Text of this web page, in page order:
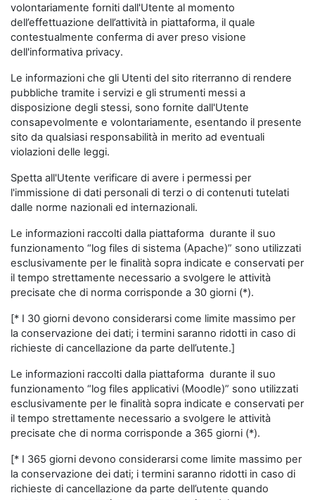
volontariamente forniti dall'Utente al momento
dell’effettuazione dell’attività in piattaforma, il quale
contestualmente conferma di aver preso visione
dell'informativa privacy.
Le informazioni che gli Utenti del sito riterranno di rendere
pubbliche tramite i servizi e gli strumenti messi a
disposizione degli stessi, sono fornite dall'Utente
consapevolmente e volontariamente, esentando il presente
sito da qualsiasi responsabilità in merito ad eventuali
violazioni delle leggi.
Spetta all'Utente verificare di avere i permessi per
l'immissione di dati personali di terzi o di contenuti tutelati
dalle norme nazionali ed internazionali.
Le informazioni raccolti dalla piattaforma durante il suo
funzionamento “log files di sistema (Apache)” sono utilizzati
esclusivamente per le finalità sopra indicate e conservati per
il tempo strettamente necessario a svolgere le attività
precisate che di norma corrisponde a 30 giorni (*).
[* I 30 giorni devono considerarsi come limite massimo per
la conservazione dei dati; i termini saranno ridotti in caso di
richieste di cancellazione da parte dell’utente.]
Le informazioni raccolti dalla piattaforma durante il suo
funzionamento “log files applicativi (Moodle)” sono utilizzati
esclusivamente per le finalità sopra indicate e conservati per
il tempo strettamente necessario a svolgere le attività
precisate che di norma corrisponde a 365 giorni (*).
[* I 365 giorni devono considerarsi come limite massimo per
la conservazione dei dati; i termini saranno ridotti in caso di
richieste di cancellazione da parte dell’utente quando